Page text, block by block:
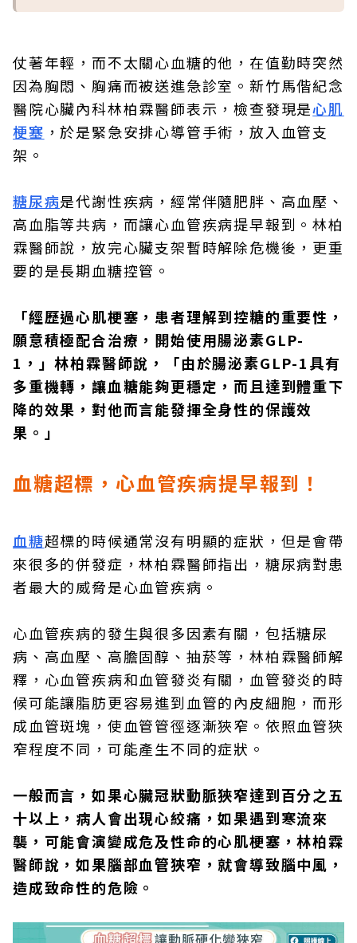
仗著年輕，而不太關心血糖的他，在值勤時突然
因為胸悶、胸痛而被送進急診室。新竹馬偕紀念
醫院心臟內科林柏霖醫師表示，檢查發現是心肌
梗塞 ，於是緊急安排心導管手術，放入血管支
架。
糖尿病是代謝性疾病，經常伴隨肥胖、高血壓、
高血脂等共病，而讓心血管疾病提早報到。林柏
霖醫師說，放完心臟支架暫時解除危機後，更重
要的是長期血糖控管。
「經歷過心肌梗塞，患者理解到控糖的重要性，
願意積極配合治療，開始使用腸泌素GLP-
1，」林柏霖醫師說，「由於腸泌素GLP-1具有
多重機轉，讓血糖能夠更穩定，而且達到體重下
降的效果，對他而言能發揮全身性的保護效
果。」
血糖超標，心血管疾病提早報到！
血糖超標的時候通常沒有明顯的症狀，但是會帶
來很多的併發症，林柏霖醫師指出，糖尿病對患
者最大的威脅是心血管疾病。
心血管疾病的發生與很多因素有關，包括糖尿
病、高血壓、高膽固醇、抽菸等，林柏霖醫師解
釋，心血管疾病和血管發炎有關，血管發炎的時
候可能讓脂肪更容易進到血管的內皮細胞，而形
成血管斑塊，使血管管徑逐漸狹窄。依照血管狹
窄程度不同，可能產生不同的症狀。
一般而言，如果心臟冠狀動脈狹窄達到百分之五
十以上，病人會出現心絞痛，如果遇到寒流來
襲，可能會演變成危及性命的心肌梗塞，林柏霖
醫師說，如果腦部血管狹窄，就會導致腦中風，
造成致命性的危險。